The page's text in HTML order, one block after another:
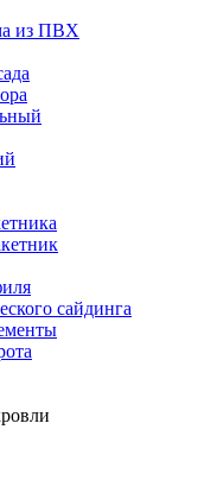
из ПВХ
сайдинга